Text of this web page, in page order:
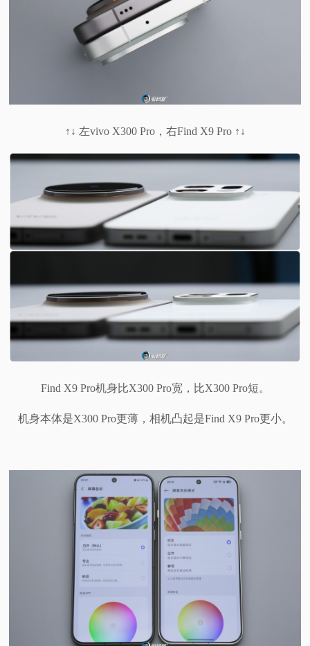
↑↓ 左vivo X300 Pro，右Find X9 Pro ↑↓
Find X9 Pro机身比X300 Pro宽，比X300 Pro短。
机身本体是X300 Pro更薄，相机凸起是Find X9 Pro更小。